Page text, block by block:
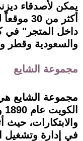
يمكن لأصدقاء
أكثر من
داخل المتجر" في
والسعودية وقطر
مجموعة الشايع
مجموعة الشايع
والابتكارات،
في إدارة وتشغيل